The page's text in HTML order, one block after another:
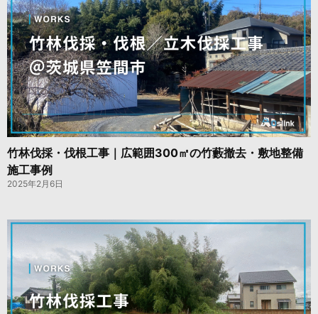
竹林伐採・伐根工事｜広範囲300㎡の竹藪撤去・敷地整備
施工事例
2025年2月6日